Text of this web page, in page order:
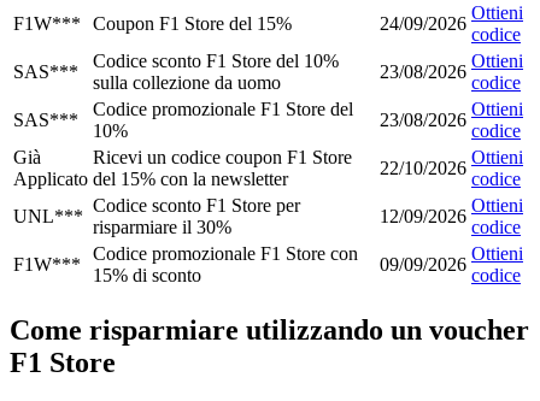
F1W***
Coupon F1 Store del 15% 24/09/2026
Ottieni
codice
SAS***
Codice sconto F1 Store del 10%
sulla collezione da uomo
23/08/2026
Ottieni
codice
SAS***
Codice promozionale F1 Store del
10%
23/08/2026
Ottieni
codice
Già
Applicato
Ricevi un codice coupon F1 Store
del 15% con la newsletter
22/10/2026
Ottieni
codice
UNL***
Codice sconto F1 Store per
risparmiare il 30%
12/09/2026
Ottieni
codice
F1W***
Codice promozionale F1 Store con
15% di sconto
09/09/2026
Ottieni
codice
Come risparmiare utilizzando un voucher
F1 Store